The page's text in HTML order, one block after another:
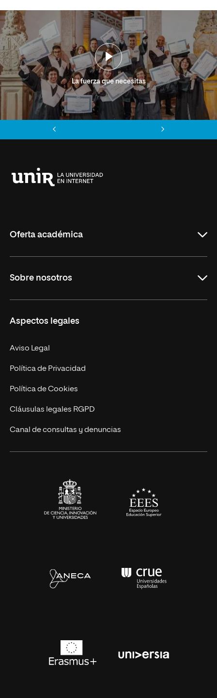
La fuerza que necesitas
Oferta académica
Másteres Oficiales
Doctorados
Experto Universitario
Postgrados
Cursos Universitarios
Sobre nosotros
Facultades
Nuestro Equipo
Trabaja en UNIR
Actualidad
UNIR Revista
Eventos
Aspectos legales
Aviso Legal
Política de Privacidad
Política de Cookies
Cláusulas legales RGPD
Canal de consultas y denuncias